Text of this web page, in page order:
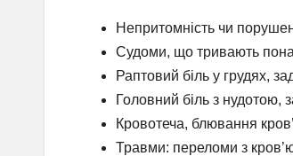
Непритомність чи
Судоми, що тривають
Раптовий біль у грудях,
Головний біль з нудотою,
Кровотеча, блювання
Травми: переломи з